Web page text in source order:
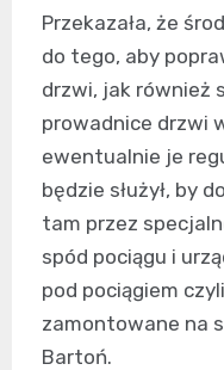
Przekazała, że
do tego, aby
drzwi, jak również
prowadnice drzwi
ewentualnie je
będzie służył, by
tam przez
spód pociągu i
pod pociągiem
zamontowane na
Bartoń.